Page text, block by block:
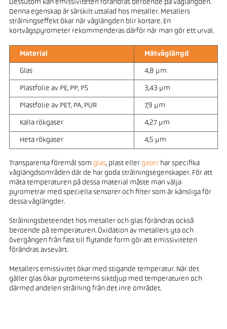
Dessutom kan emissiviteten förändras beroende på våglängden.
Denna egenskap är särskilt uttalad hos metaller. Metallers
strålningseffekt ökar när våglängden blir kortare. En
kortvågspyrometer rekommenderas därför när man gör ett urval.
Material Mätvåglängd
Glas 4,8 µm
Plastfolie av PE, PP, PS 3,43 µm
Plastfolie av PET, PA, PUR 7,9 µm
Kalla rökgaser 4,27 µm
Heta rökgaser 4,5 µm
Transparenta föremål som glas, plast eller gaserhar specifika
våglängdsområden där de har goda strålningsegenskaper. För att
mäta temperaturen på dessa material måste man välja
pyrometrar med speciella sensorer och filter som är känsliga för
dessa våglängder.
Strålningsbeteendet hos metaller och glas förändras också
beroende på temperaturen. Oxidation av metallers yta och
övergången från fast till flytande form gör att emissiviteten
förändras avsevärt.
Metallers emissivitet ökar med stigande temperatur. När det
gäller glas ökar pyrometerns siktdjup med temperaturen och
därmed andelen strålning från det inre området.